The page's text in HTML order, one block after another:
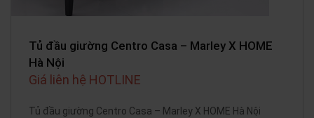
Tủ đầu giường Centro Casa – Marley X HOME
Hà Nội
Giá liên hệ HOTLINE
Tủ đầu giường Centro Casa – Marley X HOME Hà Nội